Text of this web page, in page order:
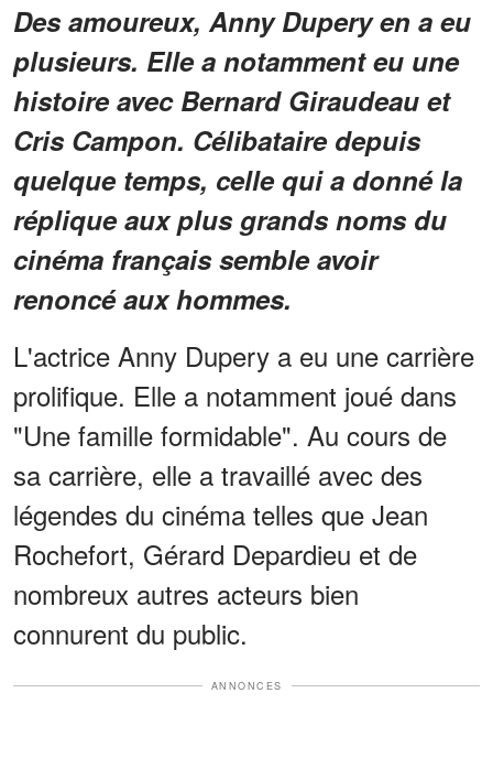
Des amoureux, Anny Dupery en a eu
plusieurs. Elle a notamment eu une
histoire avec Bernard Giraudeau et
Cris Campon. Célibataire depuis
quelque temps, celle qui a donné la
réplique aux plus grands noms du
cinéma français semble avoir
renoncé aux hommes.
L'actrice Anny Dupery a eu une carrière
prolifique. Elle a notamment joué dans
"Une famille formidable". Au cours de
sa carrière, elle a travaillé avec des
légendes du cinéma telles que Jean
Rochefort, Gérard Depardieu et de
nombreux autres acteurs bien
connurent du public.
ANNONCES